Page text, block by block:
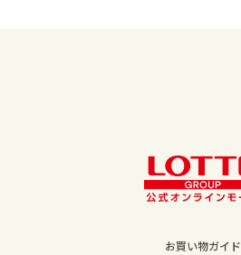
お買い物ガイド